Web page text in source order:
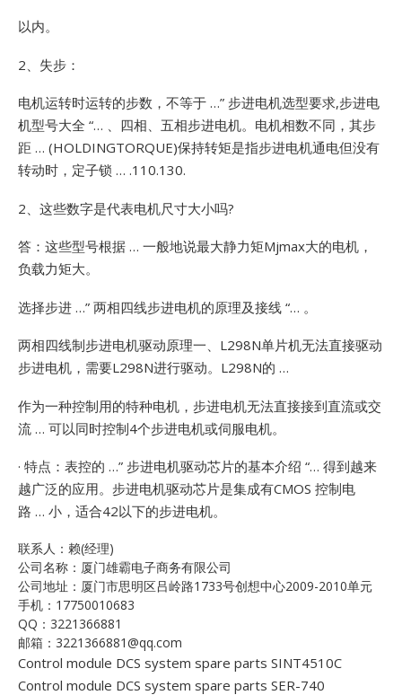
以内。
2、失步：
电机运转时运转的步数，不等于 …” 步进电机选型要求,步进电
机型号大全 “… 、四相、五相步进电机。电机相数不同，其步
距 … (HOLDINGTORQUE)保持转矩是指步进电机通电但没有
转动时，定子锁 … .110.130.
2、这些数字是代表电机尺寸大小吗?
答：这些型号根据 … 一般地说最大静力矩Mjmax大的电机，
负载力矩大。
选择步进 …” 两相四线步进电机的原理及接线 “… 。
两相四线制步进电机驱动原理一、L298N单片机无法直接驱动
步进电机，需要L298N进行驱动。L298N的 …
作为一种控制用的特种电机，步进电机无法直接接到直流或交
流 … 可以同时控制4个步进电机或伺服电机。
· 特点：表控的 …” 步进电机驱动芯片的基本介绍 “… 得到越来
越广泛的应用。步进电机驱动芯片是集成有CMOS 控制电
路 … 小，适合42以下的步进电机。
联系人：赖(经理)
公司名称：厦门雄霸电子商务有限公司
公司地址：厦门市思明区吕岭路1733号创想中心2009-2010单元
手机：17750010683
QQ：3221366881
邮箱：3221366881@qq.com
Control module DCS system spare parts SINT4510C
Control module DCS system spare parts SER-740